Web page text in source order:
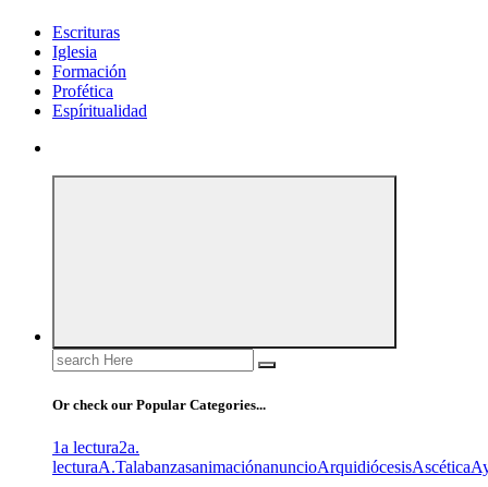
Escrituras
Iglesia
Formación
Profética
Espíritualidad
Search
for:
Or check our Popular Categories...
1a lectura2a.
lecturaA.TalabanzasanimaciónanuncioArquidiócesisAscética